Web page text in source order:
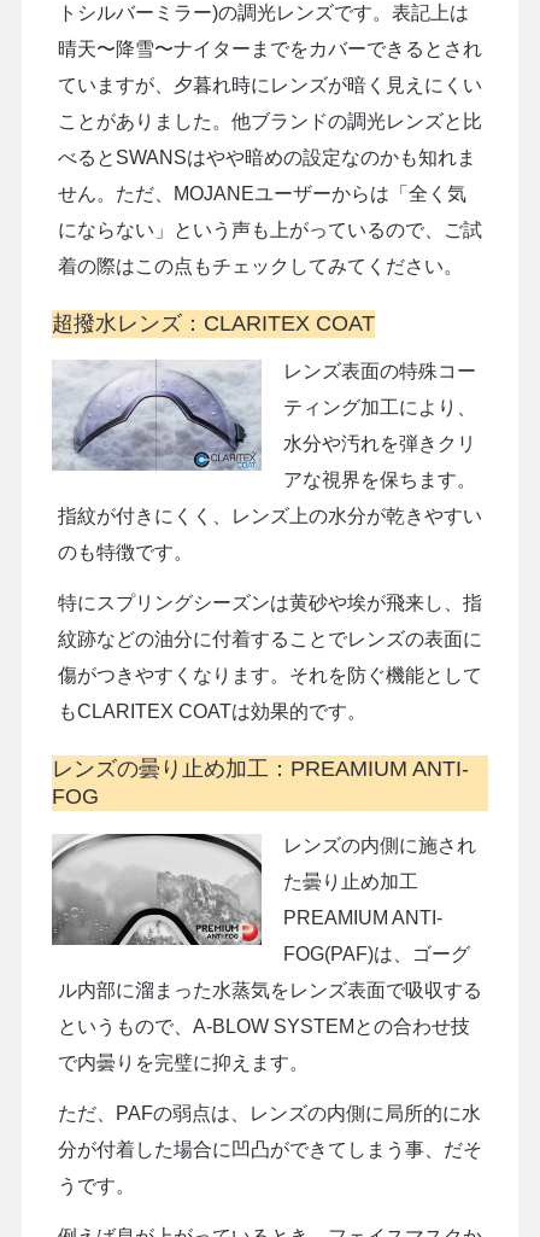
トシルバーミラー)の調光レンズです。表記上は
晴天〜降雪〜ナイターまでをカバーできるとされ
ていますが、夕暮れ時にレンズが暗く見えにくい
ことがありました。他ブランドの調光レンズと比
べるとSWANSはやや暗めの設定なのかも知れま
せん。ただ、MOJANEユーザーからは「全く気
にならない」という声も上がっているので、ご試
着の際はこの点もチェックしてみてください。
超撥水レンズ：CLARITEX COAT
レンズ表面の特殊コー
ティング加工により、
水分や汚れを弾きクリ
アな視界を保ちます。
指紋が付きにくく、レンズ上の水分が乾きやすい
のも特徴です。
特にスプリングシーズンは黄砂や埃が飛来し、指
紋跡などの油分に付着することでレンズの表面に
傷がつきやすくなります。それを防ぐ機能として
もCLARITEX COATは効果的です。
レンズの曇り止め加工：PREAMIUM ANTI-
FOG
レンズの内側に施され
た曇り止め加工
PREAMIUM ANTI-
FOG(PAF)は、ゴーグ
ル内部に溜まった水蒸気をレンズ表面で吸収する
というもので、A-BLOW SYSTEMとの合わせ技
で内曇りを完璧に抑えます。
ただ、PAFの弱点は、レンズの内側に局所的に水
分が付着した場合に凹凸ができてしまう事、だそ
うです。